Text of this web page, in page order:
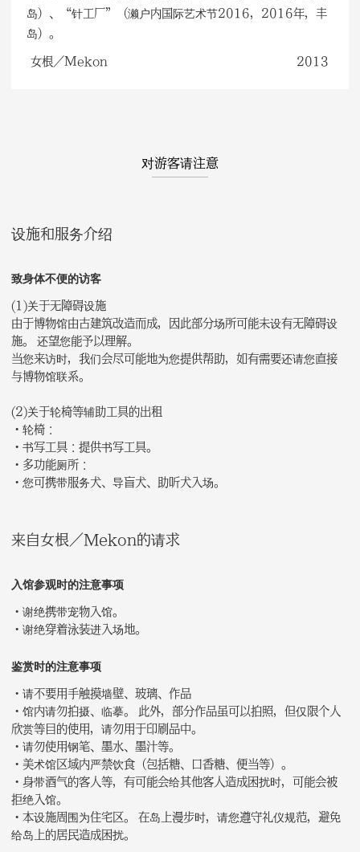
岛）、“针工厂”（濑户内国际艺术节2016，2016年，丰
岛）。
女根／Mekon 2013
对游客请注意
设施和服务介绍
致身体不便的访客
(1)关于无障碍设施
由于博物馆由古建筑改造而成，因此部分场所可能未设有无障碍设
施。 还望您能予以理解。
当您来访时，我们会尽可能地为您提供帮助，如有需要还请您直接
与博物馆联系。
(2)关于轮椅等辅助工具的出租
・轮椅：
・书写工具：提供书写工具。
・多功能厕所：
・您可携带服务犬、导盲犬、助听犬入场。
来自女根／Mekon的请求
入馆参观时的注意事项
・谢绝携带宠物入馆。
・谢绝穿着泳装进入场地。
鉴赏时的注意事项
・请不要用手触摸墙壁、玻璃、作品
・馆内请勿拍摄、临摹。 此外，部分作品虽可以拍照，但仅限个人
欣赏等目的使用，请勿用于印刷品中。
・请勿使用钢笔、墨水、墨汁等。
・美术馆区域内严禁饮食（包括糖、口香糖、便当等）。
・身带酒气的客人等，有可能会给其他客人造成困扰时，可能会被
拒绝入馆。
・本设施周围为住宅区。 在岛上漫步时，请您遵守礼仪规范，避免
给岛上的居民造成困扰。